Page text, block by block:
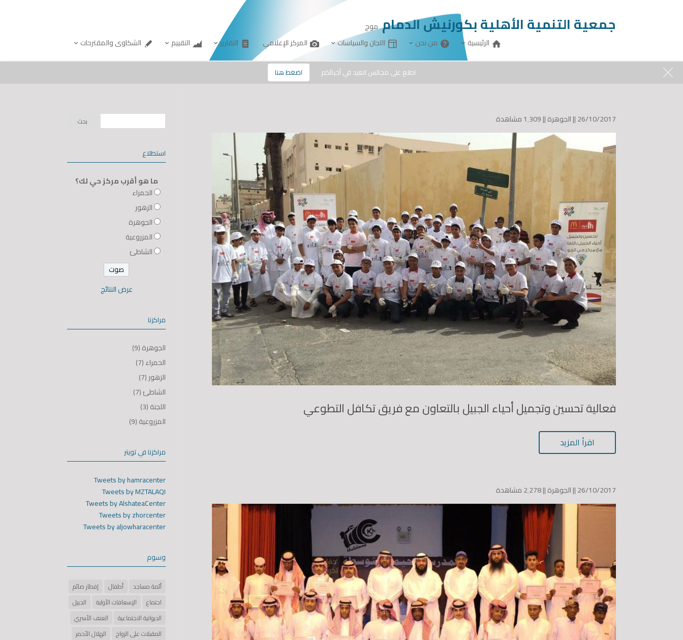
جمعية التنمية الأهلية بكورنيش الدمام موج
الرئيسية
من نحن اللجان والسياسات المركز الإعلامي التقارير التقييم الشكاوى والمقترحات
اطلع على مجالس العيد في أحيائكم اضغط هنا
26/10/2017 || الجوهرة||1٬309 مشاهدة
فعالية تحسين وتجميل أحياء الجبيل بالتعاون مع فريق تكافل التطوعي
اقرأ المزيد
26/10/2017 || الجوهرة||2٬278 مشاهدة
استطلاع
ما هو أقرب مركز حي لك؟
الحمراء
الزهور
الجوهرة
المزروعية
الشاطئ
عرض النتائج
مراكزنا
الجوهرة(9)
الحمراء(7)
الزهور(7)
الشاطئ(7)
اللجنة(3)
المزروعية(9)
مراكزنا في تويتر
Tweets by hamracenter
Tweets by MZTALAQI
Tweets by AlshateaCenter
Tweets by zhorcenter
Tweets by aljowharacenter
وسوم
أئمة مساجد أطفال
إفطار صائم
اجتماع
الإسعافات الأولية
الجبيل
الديوانية الاجتماعية
العنف الأسري
المقبلات على الزواج
الهلال الأحمر